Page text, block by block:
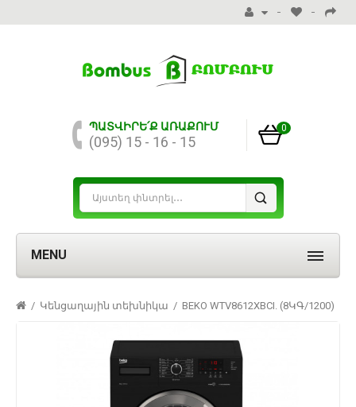
0
ՊԱՏՎԻՐԵ՛Ք ԱՌԱՔՈՒՄ
(095) 15 - 16 - 15
MENU
Կենցաղային տեխնիկա BEKO WTV8612XBCI. (8ԿԳ/1200)